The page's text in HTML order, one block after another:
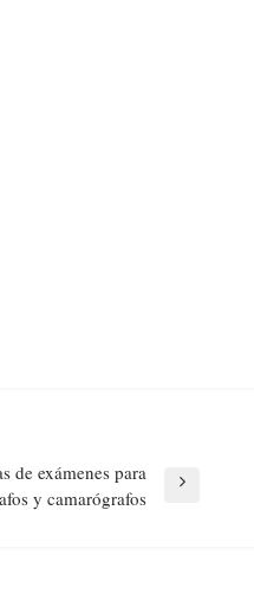
de exámenes para
y camarógrafos